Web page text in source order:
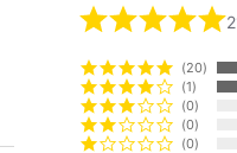
20
1
0
0
0